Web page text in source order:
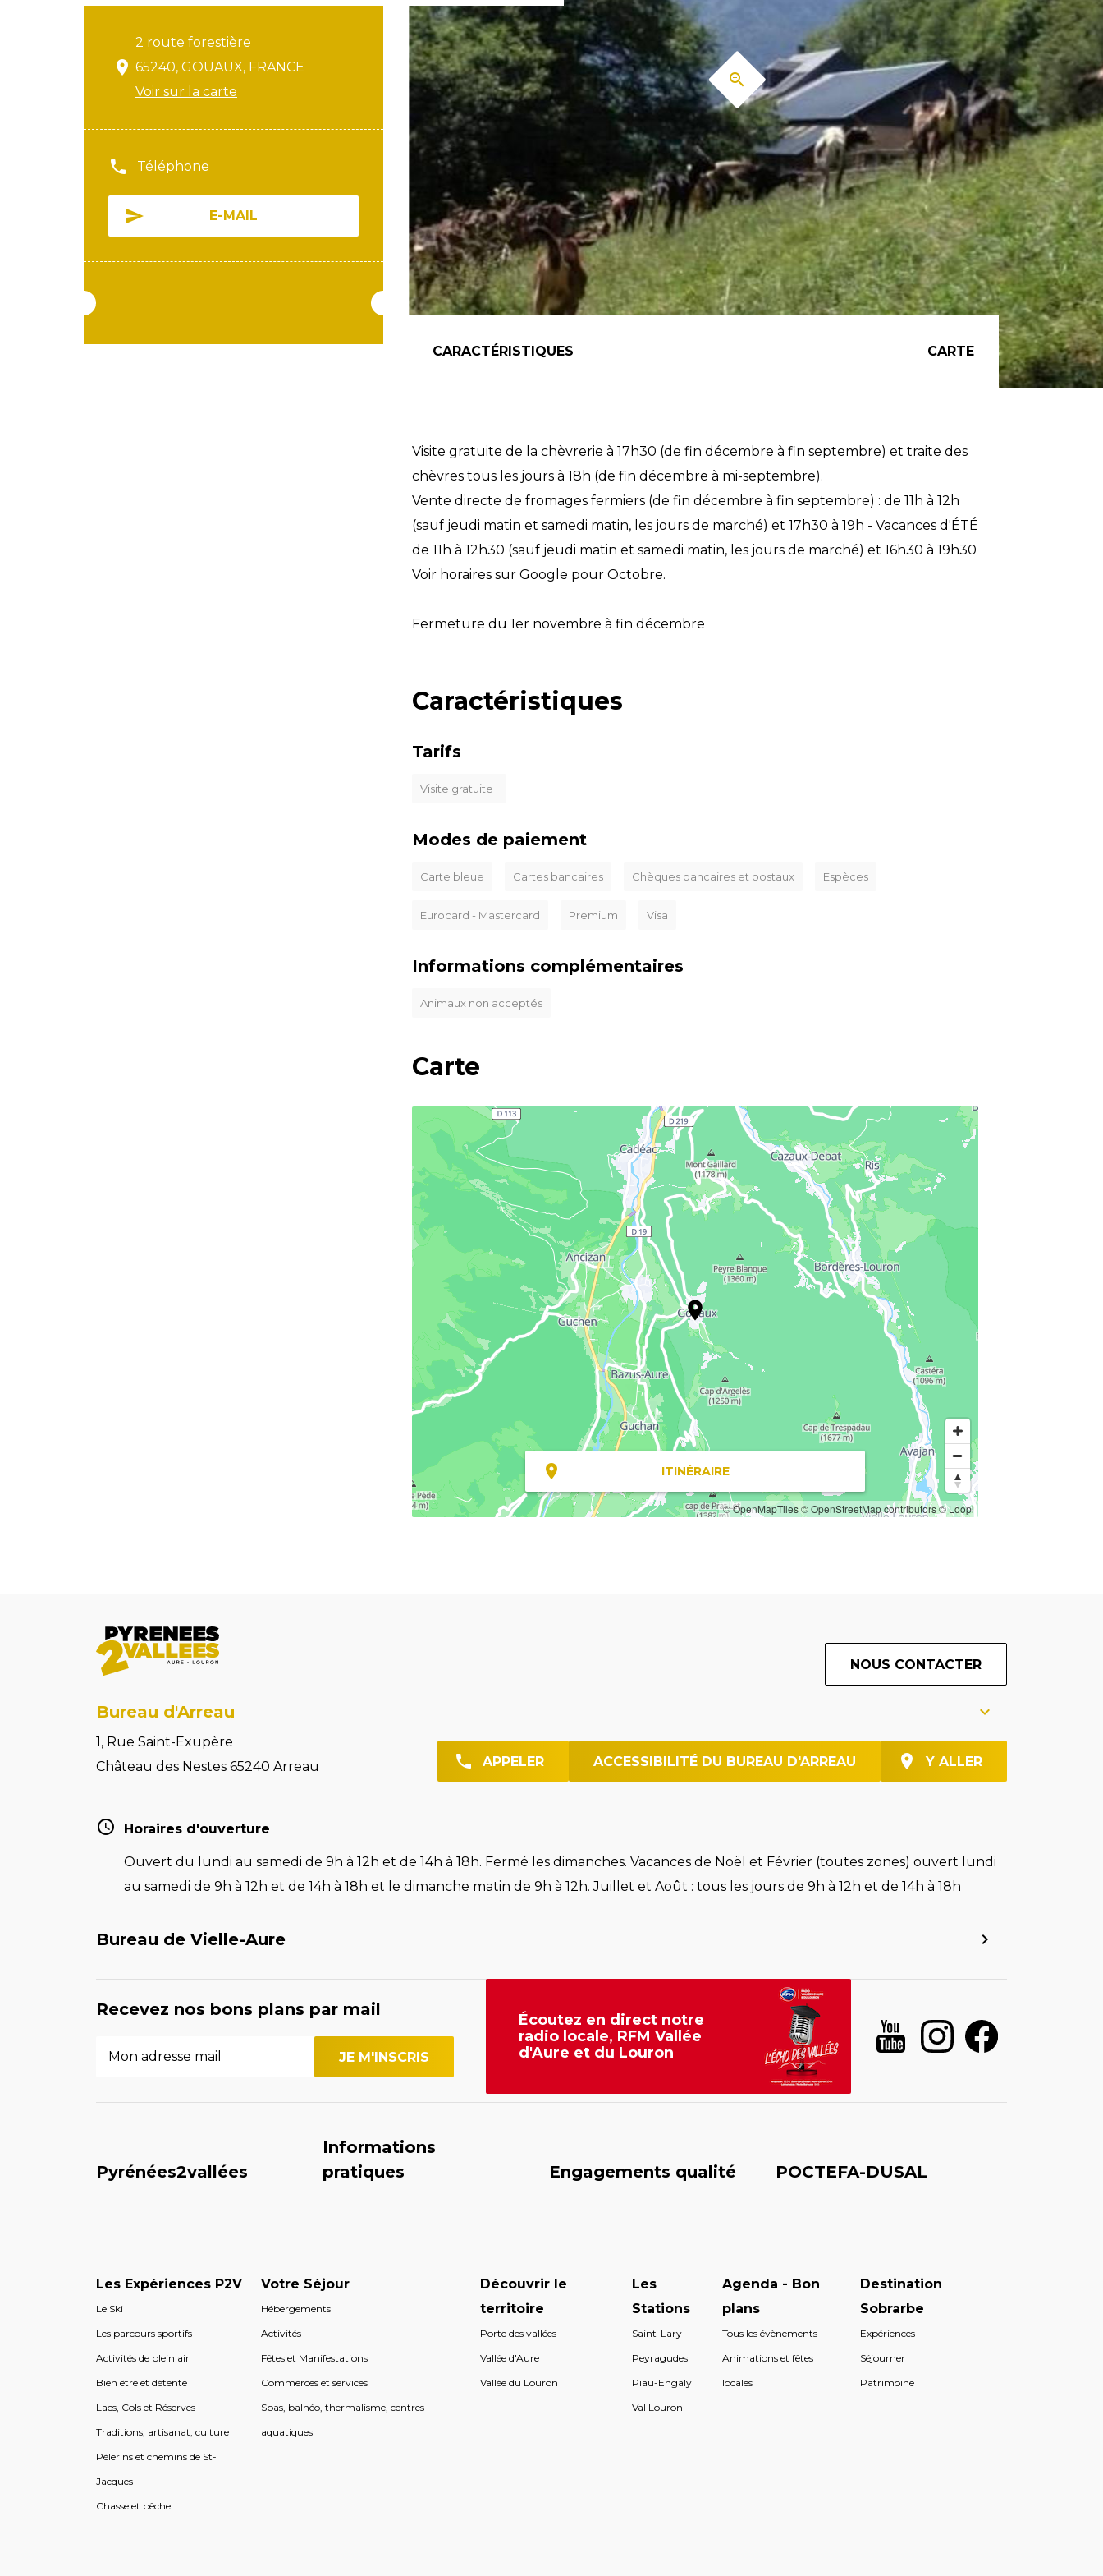
2 route forestière
65240, GOUAUX, FRANCE
Voir sur la carte
Téléphone
E-MAIL
CARACTÉRISTIQUES CARTE
Visite gratuite de la chèvrerie à 17h30 (de fin décembre à fin septembre) et traite des
chèvres tous les jours à 18h (de fin décembre à mi-septembre).
Vente directe de fromages fermiers (de fin décembre à fin septembre) : de 11h à 12h
(sauf jeudi matin et samedi matin, les jours de marché) et 17h30 à 19h - Vacances d'ÉTÉ
de 11h à 12h30 (sauf jeudi matin et samedi matin, les jours de marché) et 16h30 à 19h30
Voir horaires sur Google pour Octobre.
Fermeture du 1er novembre à fin décembre
Caractéristiques
Tarifs
Visite gratuite :
Modes de paiement
Carte bleue Cartes bancaires Chèques bancaires et postaux Espèces
Eurocard - Mastercard Premium Visa
Informations complémentaires
Animaux non acceptés
Carte
ITINÉRAIRE
© OpenMapTiles© OpenStreetMap contributors© Loopi
NOUS CONTACTER
Bureau d'Arreau
1, Rue Saint-Exupère
Château des Nestes 65240 Arreau
APPELER ACCESSIBILITÉ DU BUREAU D'ARREAU Y ALLER
Horaires d'ouverture
Ouvert du lundi au samedi de 9h à 12h et de 14h à 18h. Fermé les dimanches. Vacances de Noël et Février (toutes zones) ouvert lundi
au samedi de 9h à 12h et de 14h à 18h et le dimanche matin de 9h à 12h. Juillet et Août : tous les jours de 9h à 12h et de 14h à 18h
Bureau de Vielle-Aure
Recevez nos bons plans par mail
Écoutez en direct notre
radio locale, RFM Vallée
d'Aure et du Louron
Pyrénées2vallées
Informations
pratiques
Engagements qualité POCTEFA-DUSAL
Les Expériences P2V
Le Ski
Les parcours sportifs
Activités de plein air
Bien être et détente
Lacs, Cols et Réserves
Traditions, artisanat, culture
Pèlerins et chemins de St-
Jacques
Chasse et pêche
Votre Séjour
Hébergements
Activités
Fêtes et Manifestations
Commerces et services
Spas, balnéo, thermalisme, centres
aquatiques
Découvrir le
territoire
Porte des vallées
Vallée d'Aure
Vallée du Louron
Les
Stations
Saint-Lary
Peyragudes
Piau-Engaly
Val Louron
Agenda - Bon
plans
Tous les évènements
Animations et fêtes
locales
Destination
Sobrarbe
Expériences
Séjourner
Patrimoine